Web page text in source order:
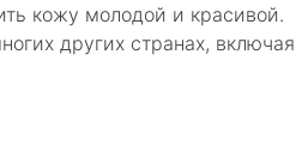
кожу молодой и красивой.
других странах, включая